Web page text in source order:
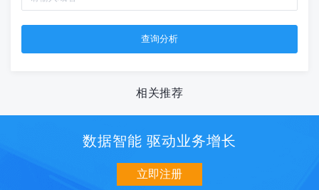
相关推荐
数据智能 驱动业务增长
立即注册